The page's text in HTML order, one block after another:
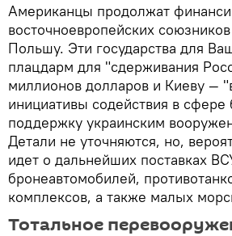
Американцы продолжат
восточноевропейских
Польшу. Эти государства для
плацдарм для "сдерживания
миллионов долларов и Киеву —
инициативы содействия в сфере
поддержку украинским
Детали не уточняются, но,
идет о дальнейших поставках
бронеавтомобилей,
комплексов, а также малых
Тотальное